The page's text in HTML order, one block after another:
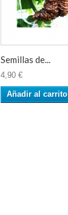
Semillas de...
4,90 €
Añadir al carrito